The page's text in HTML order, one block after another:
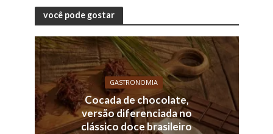
você pode gostar
GASTRONOMIA
Cocada de chocolate,
versão diferenciada no
clássico doce brasileiro